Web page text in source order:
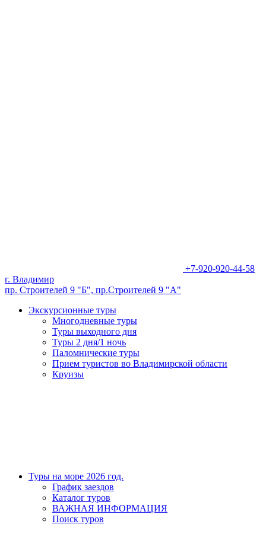
+7-920-920-44-58
г. Владимир
пр. Строителей 9 "Б", пр.Строителей 9 "А"
Экскурсионные туры
Многодневные туры
Туры выходного дня
Туры 2 дня/1 ночь
Паломнические туры
Прием туристов во Владимирской области
Круизы
Туры на море 2026 год.
График заездов
Каталог туров
ВАЖНАЯ ИНФОРМАЦИЯ
Поиск туров